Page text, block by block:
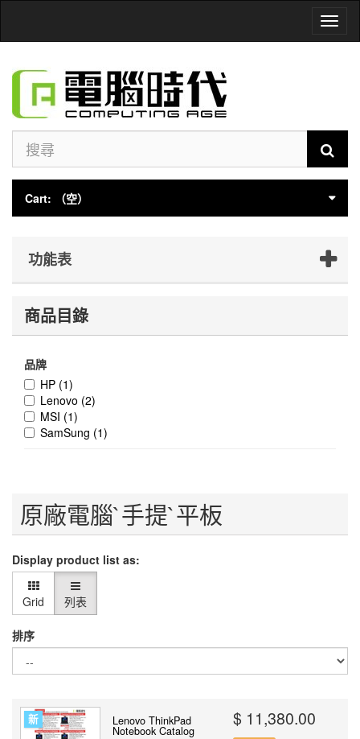
Cart: （空）
功能表
商品目錄
品牌
HP (1)
Lenovo (2)
MSI (1)
SamSung (1)
原廠電腦`手提`平板
Display product list as:
Grid 列表
排序
新 Lenovo ThinkPad
Notebook Catalog
$ 11,380.00